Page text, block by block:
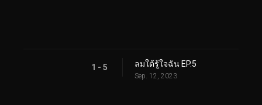
1 - 5 ลมใต้รู้ใจฉัน EP.5
Sep. 12, 2023